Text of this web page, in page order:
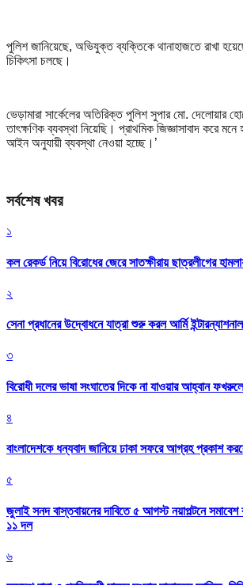
পুলিশ জানিয়েছে, অভিযুক্ত ব্যক্তিকে থানাহাজতে রাখা
চিকিৎসা চলছে।
ভেড়ামারা সার্কেলের অতিরিক্ত পুলিশ সুপার মো. দেলোয়ার
তাৎক্ষণিক ব্যবস্থা নিয়েছি। প্রাথমিক জিজ্ঞাসাবাদ করে
আইন অনুযায়ী ব্যবস্থা নেওয়া হচ্ছে।’
সর্বশেষ খবর
১
কল রেকর্ড নিয়ে বিরোধের জেরে সাতক্ষীরায় ছাত্রলীগের
২
সেনা প্রধানের উদ্বোধনে যাত্রা শুরু করল আর্মি
৩
বিরোধী দলের ভাষা সংঘাতের দিকে না যাওয়ার আহ্বান
৪
বাংলাদেশকে ধন্যবাদ জানিয়ে ঢাকা সফরে আগ্রহ প্রকাশ
৫
জুলাই সনদ বাস্তবায়নের দাবিতে ৫ আগস্ট নয়াপল্টনে সমাবেশ
১১ দল
৬